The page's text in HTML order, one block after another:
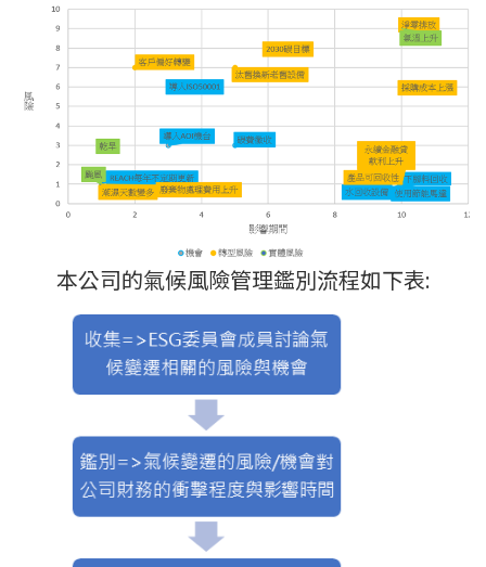
本公司的氣候風險管理鑑別流程如下表: